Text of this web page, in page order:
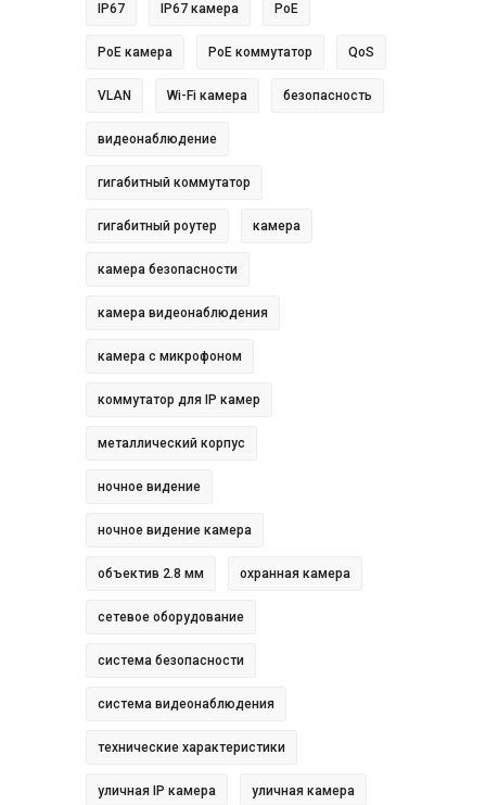
IP67 IP67 камера PoE
PoE камера PoE коммутатор QoS
VLAN Wi-Fi камера безопасность
видеонаблюдение
гигабитный коммутатор
гигабитный роутер камера
камера безопасности
камера видеонаблюдения
камера с микрофоном
коммутатор для IP камер
металлический корпус
ночное видение
ночное видение камера
объектив 2.8 мм охранная камера
сетевое оборудование
система безопасности
система видеонаблюдения
технические характеристики
уличная IP камера уличная камера